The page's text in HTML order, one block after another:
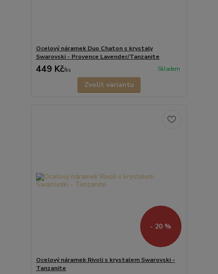
Ocelový náramek Duo Chaton s krystaly
Swarovski - Provence Lavender/Tanzanite
449 Kč/ks Skladem
Zvolit variantu
- 20 %
Ocelový náramek Rivoli s krystalem Swarovski -
Tanzanite